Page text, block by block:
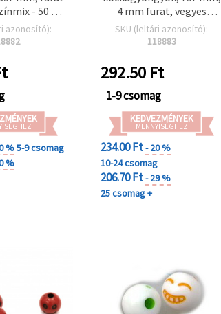
- 50 g
db)
azonosító):
%5-9 csomag
%
4 mm furat, vegyes
színek, 20 g (~74 db)
SKU (leltári azonosító):
118883
292.50 Ft
1-9 csomag
KEDVEZMÉNYEK
MENNYISÉGHEZ
234.00 Ft- 20 %
10-24 csomag
206.70 Ft- 29 %
25 csomag +